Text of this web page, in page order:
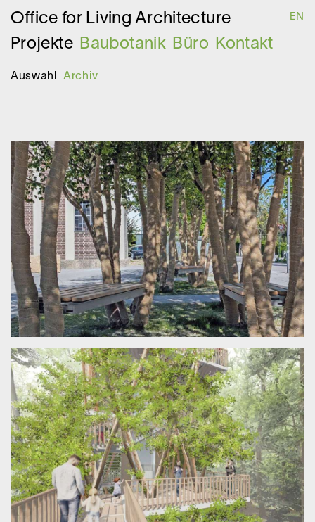
Office for LivingArchitecture
Projekte Baubotanik Büro Kontakt
Auswahl Archiv
EN